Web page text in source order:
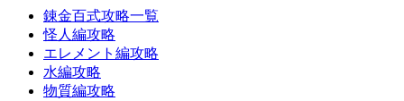
錬金百式攻略一覧
怪人編攻略
エレメント編攻略
水編攻略
物質編攻略